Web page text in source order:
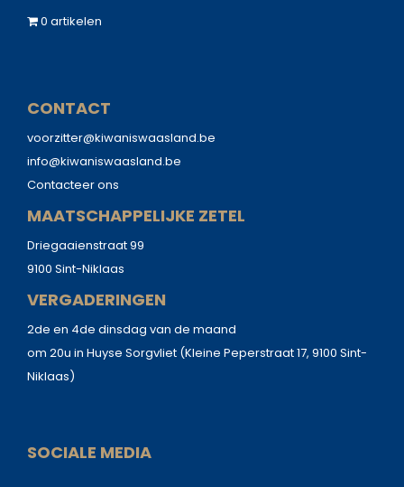
0 artikelen
CONTACT
voorzitter@kiwaniswaasland.be
info@kiwaniswaasland.be
Contacteer ons
MAATSCHAPPELIJKE ZETEL
Driegaaienstraat 99
9100 Sint-Niklaas
VERGADERINGEN
2de en 4de dinsdag van de maand
om 20u in Huyse Sorgvliet (Kleine Peperstraat 17, 9100 Sint-
Niklaas)
SOCIALE MEDIA